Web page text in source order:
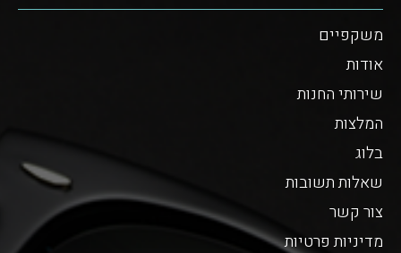
משקפיים
אודות
שירותי החנות
המלצות
בלוג
שאלות תשובות
צור קשר
מדיניות פרטיות